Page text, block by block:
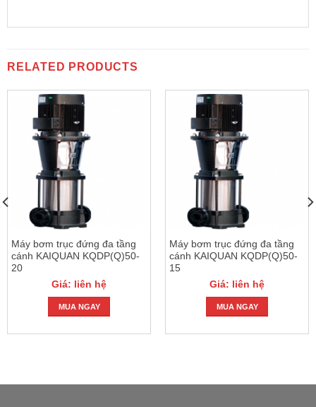
RELATED PRODUCTS
Máy bơm trục đứng đa tầng
cánh KAIQUAN KQDP(Q)50-
20
Giá: liên hệ
MUA NGAY
Máy bơm trục đứng đa tầng
cánh KAIQUAN KQDP(Q)50-
15
Giá: liên hệ
MUA NGAY